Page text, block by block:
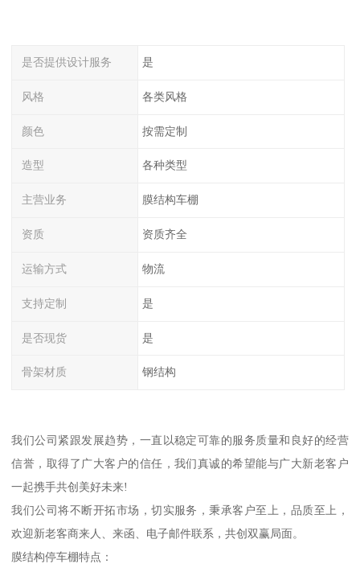
是否提供设计服务 是
风格 各类风格
颜色 按需定制
造型 各种类型
主营业务 膜结构车棚
资质 资质齐全
运输方式 物流
支持定制 是
是否现货 是
骨架材质 钢结构
我们公司紧跟发展趋势，一直以稳定可靠的服务质量和良好的经营
信誉，取得了广大客户的信任，我们真诚的希望能与广大新老客户
一起携手共创美好未来!
我们公司将不断开拓市场，切实服务，秉承客户至上，品质至上，
欢迎新老客商来人、来函、电子邮件联系，共创双赢局面。
膜结构停车棚特点：